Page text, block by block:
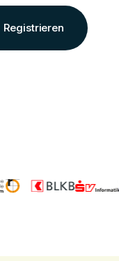
Registrieren